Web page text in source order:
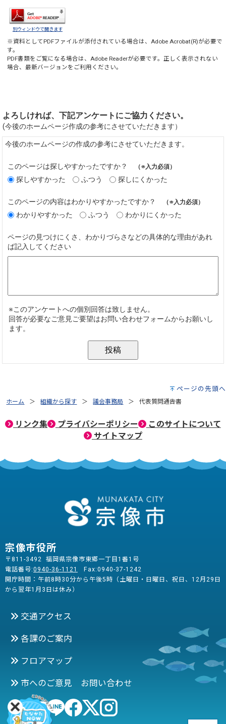
別ウィンドウで開きます
※資料としてPDFファイルが添付されている場合は、Adobe Acrobat(R)が必要で
す。
PDF書類をご覧になる場合は、Adobe Readerが必要です。正しく表示されない
場合、最新バージョンをご利用ください。
ページの先頭へ
ホーム 組織から探す 議会事務局 代表質問通告書
リンク集 プライバシーポリシー
このサイトについて
サイトマップ
宗像市役所
〒811-3492 福岡県宗像市東郷一丁目1番1号
電話番号:0940-36-1121
Fax:0940-37-1242
開庁時間：午前8時30分から午後5時（土曜日・日曜日、祝日、12月29日
から翌年1月3日は休み）
交通アクセス
各課のご案内
フロアマップ
市へのご意見 お問い合わせ